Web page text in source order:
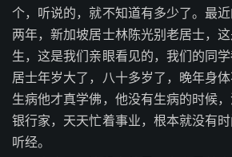
个，听说的，就不知道有多少了。最
两年，新加坡居士林陈光别老居士，
生，这是我们亲眼看见的，我们的同
居士年岁大了，八十多岁了，晚年身体
生病他才真学佛，他没有生病的时候
银行家，天天忙着事业，根本就没有
听经。